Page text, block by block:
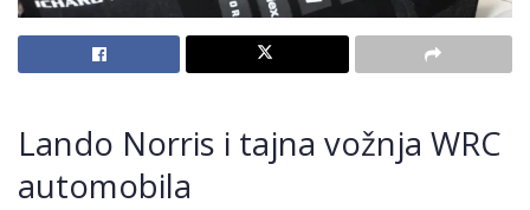
Lando Norris i tajna vožnja WRC
automobila